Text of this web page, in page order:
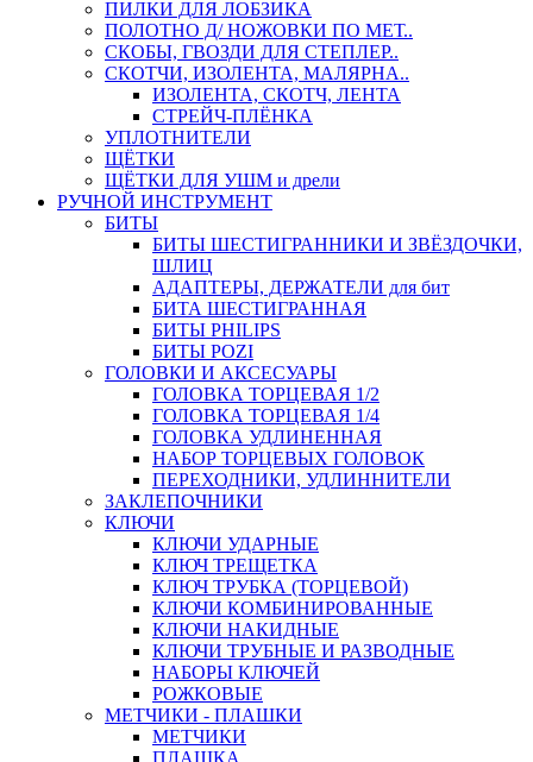
ПИЛКИ ДЛЯ ЛОБЗИКА
ПОЛОТНО Д/ НОЖОВКИ ПО МЕТ..
СКОБЫ, ГВОЗДИ ДЛЯ СТЕПЛЕР..
СКОТЧИ, ИЗОЛЕНТА, МАЛЯРНА..
ИЗОЛЕНТА, СКОТЧ, ЛЕНТА
СТРЕЙЧ-ПЛЁНКА
УПЛОТНИТЕЛИ
ЩЁТКИ
ЩЁТКИ ДЛЯ УШМ и дрели
РУЧНОЙ ИНСТРУМЕНТ
БИТЫ
БИТЫ ШЕСТИГРАННИКИ И ЗВЁЗДОЧКИ,
ШЛИЦ
АДАПТЕРЫ, ДЕРЖАТЕЛИ для бит
БИТА ШЕСТИГРАННАЯ
БИТЫ PHILIPS
БИТЫ POZI
ГОЛОВКИ И АКСЕСУАРЫ
ГОЛОВКА ТОРЦЕВАЯ 1/2
ГОЛОВКА ТОРЦЕВАЯ 1/4
ГОЛОВКА УДЛИНЕННАЯ
НАБОР ТОРЦЕВЫХ ГОЛОВОК
ПЕРЕХОДНИКИ, УДЛИННИТЕЛИ
ЗАКЛЕПОЧНИКИ
КЛЮЧИ
КЛЮЧИ УДАРНЫЕ
КЛЮЧ ТРЕЩЕТКА
КЛЮЧ ТРУБКА (ТОРЦЕВОЙ)
КЛЮЧИ КОМБИНИРОВАННЫЕ
КЛЮЧИ НАКИДНЫЕ
КЛЮЧИ ТРУБНЫЕ И РАЗВОДНЫЕ
НАБОРЫ КЛЮЧЕЙ
РОЖКОВЫЕ
МЕТЧИКИ - ПЛАШКИ
МЕТЧИКИ
ПЛАШКА